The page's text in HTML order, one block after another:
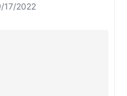
17/2022